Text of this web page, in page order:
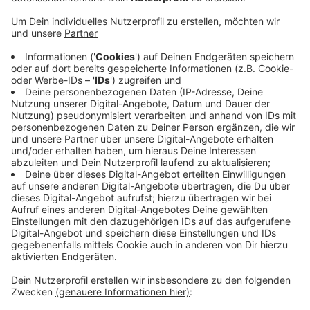
über ein Jahr bedeutet, dass alle Jahreszeiten
vorkommen. Das ist die Begründung der SPD.
Außerdem will sie, dass Beschwerden und
Anregungen immer kurzfristig besprochen und
gegebenenfalls auch umgesetzt werden. Parallel
zum Test soll es eine Bürgerbeteiligung geben.
Wenn die Friedrich-Ebert-Straße direkt vor dem
Laurentiusplatz zur Fußgängerzone wird, bedeutet
dass: Anwohner:innen dürfen mit dem Auto zu
ihren Einfahrten, vormittags ist auch
Lieferverkehr erlaubt und jederzeit können
Fahrräder durchfahren - allerdings nur vorsichtig.
Veröffentlicht:Mittwoch, 25.08.2021 11:55
Anzeige